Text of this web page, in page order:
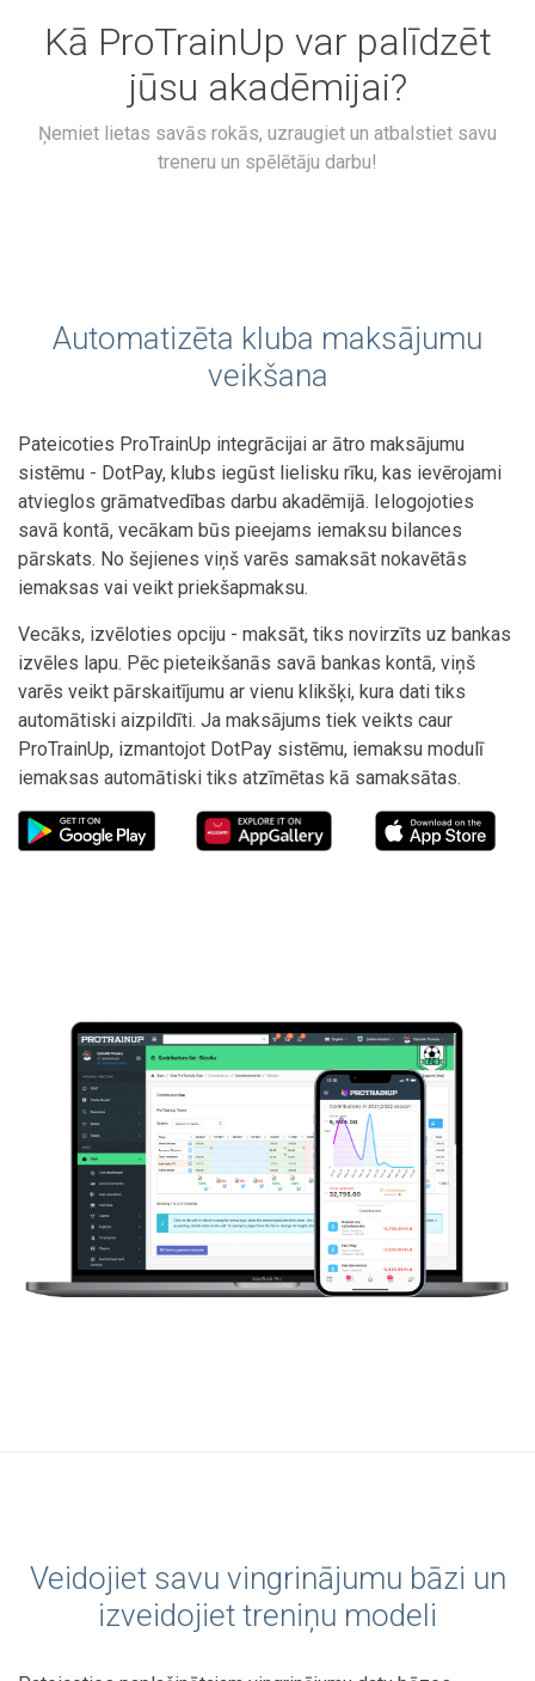
Kā ProTrainUp var palīdzēt
jūsu akadēmijai?
Ņemiet lietas savās rokās, uzraugiet un atbalstiet savu
treneru un spēlētāju darbu!
Automatizēta kluba maksājumu
veikšana
Pateicoties ProTrainUp integrācijai ar ātro maksājumu
sistēmu - DotPay, klubs iegūst lielisku rīku, kas ievērojami
atvieglos grāmatvedības darbu akadēmijā. Ielogojoties
savā kontā, vecākam būs pieejams iemaksu bilances
pārskats. No šejienes viņš varēs samaksāt nokavētās
iemaksas vai veikt priekšapmaksu.
Vecāks, izvēloties opciju - maksāt, tiks novirzīts uz bankas
izvēles lapu. Pēc pieteikšanās savā bankas kontā, viņš
varēs veikt pārskaitījumu ar vienu klikšķi, kura dati tiks
automātiski aizpildīti. Ja maksājums tiek veikts caur
ProTrainUp, izmantojot DotPay sistēmu, iemaksu modulī
iemaksas automātiski tiks atzīmētas kā samaksātas.
Veidojiet savu vingrinājumu bāzi un
izveidojiet treniņu modeli